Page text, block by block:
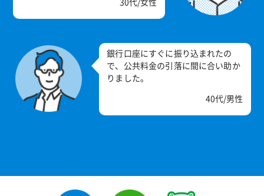
30代/女性
銀行口座にすぐに振り込まれたの
で、公共料金の引落に間に合い助か
りました。
40代/男性